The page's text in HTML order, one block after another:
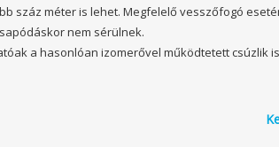
száz méter is lehet. Megfelelő vesszőfogó
nem sérülnek.
a hasonlóan izomerővel működtetett csúzlik